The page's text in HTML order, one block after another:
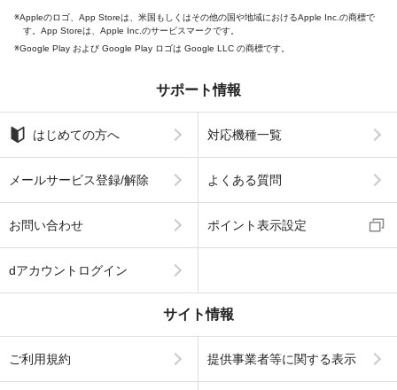
Appleのロゴ、App Storeは、米国もしくはその他の国や地域におけるApple Inc.の商標で
す。App Storeは、Apple Inc.のサービスマークです。
Google Play および Google Play ロゴは Google LLC の商標です。
サポート情報
はじめての方へ 対応機種一覧
メールサービス登録/解除 よくある質問
お問い合わせ ポイント表示設定
dアカウントログイン
サイト情報
ご利用規約 提供事業者等に関する表示